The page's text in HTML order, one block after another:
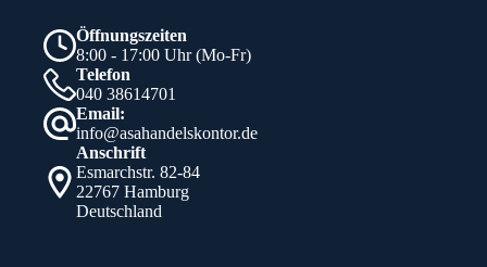
Öffnungszeiten
8:00 - 17:00 Uhr (Mo-Fr)
Telefon
040 38614701
Email:
info@asahandelskontor.de
Anschrift
Esmarchstr. 82-84
22767 Hamburg
Deutschland